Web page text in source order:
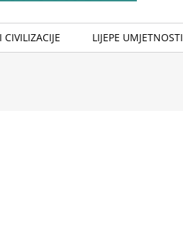
CIVILIZACIJE LIJEPE UMJETNOSTI